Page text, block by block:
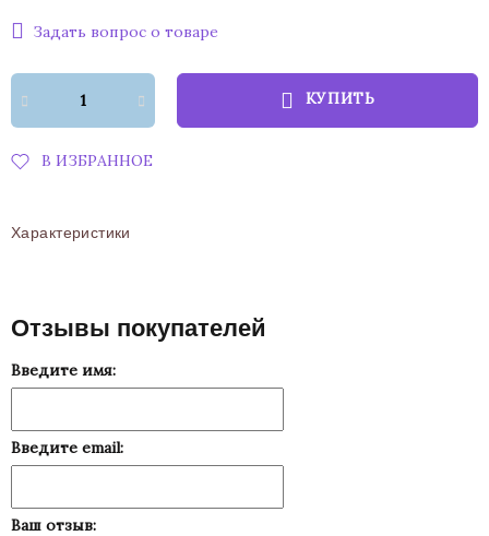
Задать вопрос о товаре
КУПИТЬ
В ИЗБРАННОЕ
Характеристики
Отзывы покупателей
Введите имя:
Введите email:
Ваш отзыв: